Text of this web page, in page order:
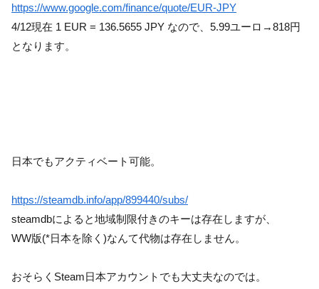
https://www.google.com/finance/quote/EUR-JPY
4/12現在 1 EUR = 136.5655 JPY なので、5.99ユーロ→818円
となります。
日本でもアクティベート可能。
https://steamdb.info/app/899440/subs/
steamdbによると地域制限付きのキーは存在しますが、
WW版(*日本を除く)なんて代物は存在しません。
おそらくSteam日本アカウントでも大丈夫なのでは。